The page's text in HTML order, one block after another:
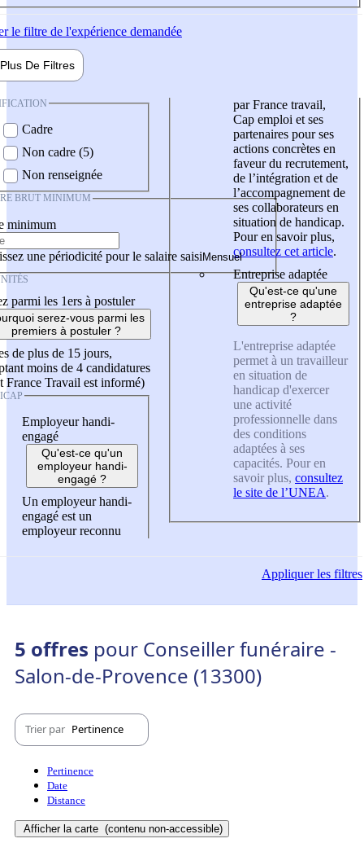
le filtre de l'expérience demandée
Plus De Filtres
Cadre
Non cadre (5)
Non renseignée
BRUT MINIMUM
minimum
une périodicité pour le salaire saisi
parmi les 1ers à postuler
serez-vous parmi les
premiers à postuler ?
de plus de 15 jours,
moins de 4 candidatures
France Travail est informé)
Employeur handi-
engagé
Qu'est-ce qu'un
employeur handi-
engagé ?
Un employeur handi-
engagé est un
employeur reconnu
par France travail,
Cap emploi et ses
partenaires pour ses
actions concrètes en
faveur du recrutement,
de l’intégration et de
l’accompagnement de
ses collaborateurs en
situation de handicap.
Pour en savoir plus,
consultez cet article.
Entreprise adaptée
Qu'est-ce qu'une
entreprise adaptée
?
L'entreprise adaptée
permet à un travailleur
en situation de
handicap d'exercer
une activité
professionnelle dans
des conditions
adaptées à ses
capacités. Pour en
savoir plus, consultez
le site de l’UNEA.
Appliquerles filtres
5 offres pour Conseiller funéraire -
Salon-de-Provence (13300)
Trier par Pertinence
Pertinence
Date
Distance
Afficher la carte (contenu non-accessible)